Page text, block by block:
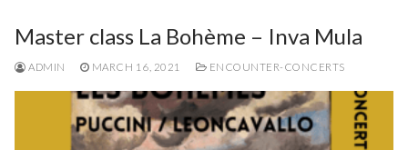
Master class La Bohème – Inva Mula
ADMIN MARCH 16, 2021 ENCOUNTER-CONCERTS